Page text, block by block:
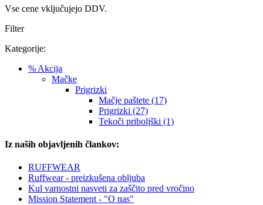
Vse cene vključujejo DDV.
Filter
Kategorije:
% Akcija
Mačke
Prigrizki
Mačje paštete (17)
Prigrizki (27)
Tekoči priboljški (1)
Iz naših objavljenih člankov:
RUFFWEAR
Ruffwear - preizkušena obljuba
Kul varnostni nasveti za zaščito pred vročino
Mission Statement - "O nas"